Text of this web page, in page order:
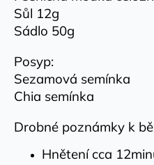
Sůl 12g
Sádlo 50g
Posyp:
Sezamová semínka
Chia semínka
Drobné poznámky k
Hnětení cca